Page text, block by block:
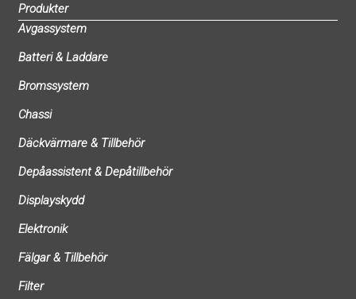
Produkter
Avgassystem
Batteri & Laddare
Bromssystem
Chassi
Däckvärmare & Tillbehör
Depåassistent & Depåtillbehör
Displayskydd
Elektronik
Fälgar & Tillbehör
Filter